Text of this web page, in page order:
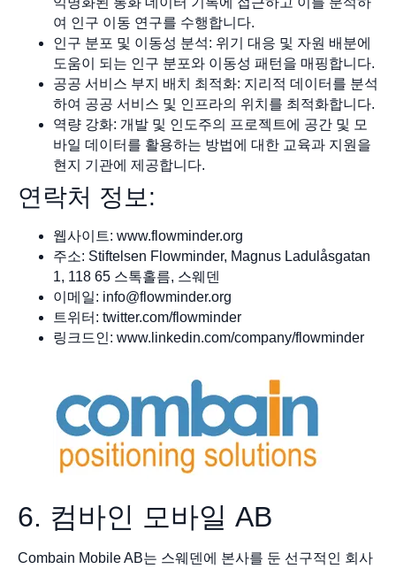
여 인구 이동 연구를 수행합니다.
인구 분포 및 이동성 분석: 위기 대응 및 자원 배분에
도움이 되는 인구 분포와 이동성 패턴을 매핑합니다.
공공 서비스 부지 배치 최적화: 지리적 데이터를 분석
하여 공공 서비스 및 인프라의 위치를 최적화합니다.
역량 강화: 개발 및 인도주의 프로젝트에 공간 및 모
바일 데이터를 활용하는 방법에 대한 교육과 지원을
현지 기관에 제공합니다.
연락처 정보:
웹사이트: www.flowminder.org
주소: Stiftelsen Flowminder, Magnus Ladulåsgatan
1, 118 65 스톡홀름, 스웨덴
이메일: info@flowminder.org
트위터: twitter.com/flowminder
링크드인: www.linkedin.com/company/flowminder
6. 컴바인 모바일 AB
Combain Mobile AB는 스웨덴에 본사를 둔 선구적인 회사